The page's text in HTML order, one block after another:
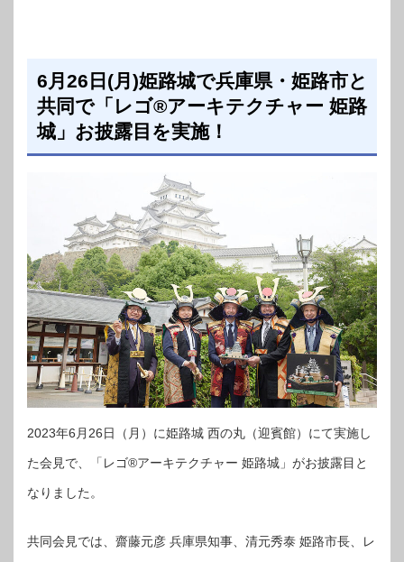
6月26日(月)姫路城で兵庫県・姫路市と
共同で「レゴ®アーキテクチャー 姫路
城」お披露目を実施！
2023年6月26日（月）に姫路城 西の丸（迎賓館）にて実施し
た会見で、「レゴ®アーキテクチャー 姫路城」がお披露目と
なりました。
共同会見では、齋藤元彦 兵庫県知事、清元秀泰 姫路市長、レ